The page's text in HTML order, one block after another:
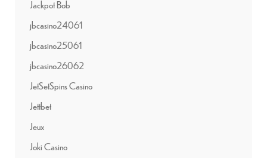
Jackpot Bob
jbcasino24061
jbcasino25061
jbcasino26062
JetSetSpins Casino
Jettbet
Jeux
Joki Casino